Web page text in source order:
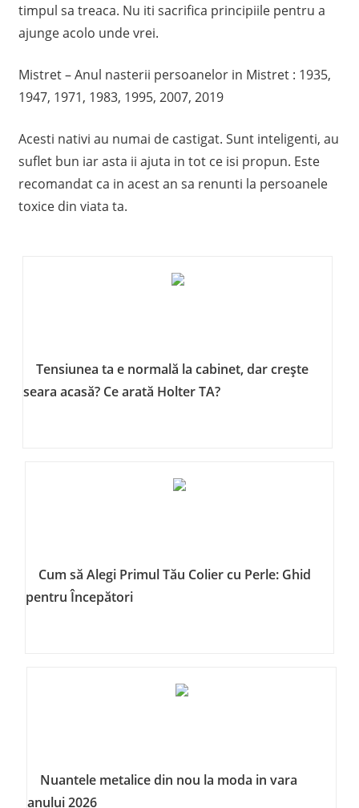
timpul sa treaca. Nu iti sacrifica principiile pentru a
ajunge acolo unde vrei.
Mistret – Anul nasterii persoanelor in Mistret : 1935,
1947, 1971, 1983, 1995, 2007, 2019
Acesti nativi au numai de castigat. Sunt inteligenti, au
suflet bun iar asta ii ajuta in tot ce isi propun. Este
recomandat ca in acest an sa renunti la persoanele
toxice din viata ta.
Tensiunea ta e normală la cabinet, dar crește
seara acasă? Ce arată Holter TA?
Cum să Alegi Primul Tău Colier cu Perle: Ghid
pentru Începători
Nuantele metalice din nou la moda in vara
anului 2026